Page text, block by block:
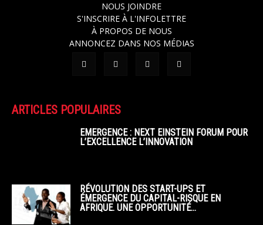
NOUS JOINDRE
S'INSCRIRE À L'INFOLETTRE
À PROPOS DE NOUS
ANNONCEZ DANS NOS MÉDIAS
ARTICLES POPULAIRES
EMERGENCE : NEXT EINSTEIN FORUM POUR
L’EXCELLENCE L’INNOVATION
RÉVOLUTION DES START-UPS ET
ÉMERGENCE DU CAPITAL-RISQUE EN
AFRIQUE. UNE OPPORTUNITÉ...